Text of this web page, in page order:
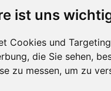
ist uns
Cookies und
die Sie sehen,
zu messen, um zu
und Arbeitsmethodik